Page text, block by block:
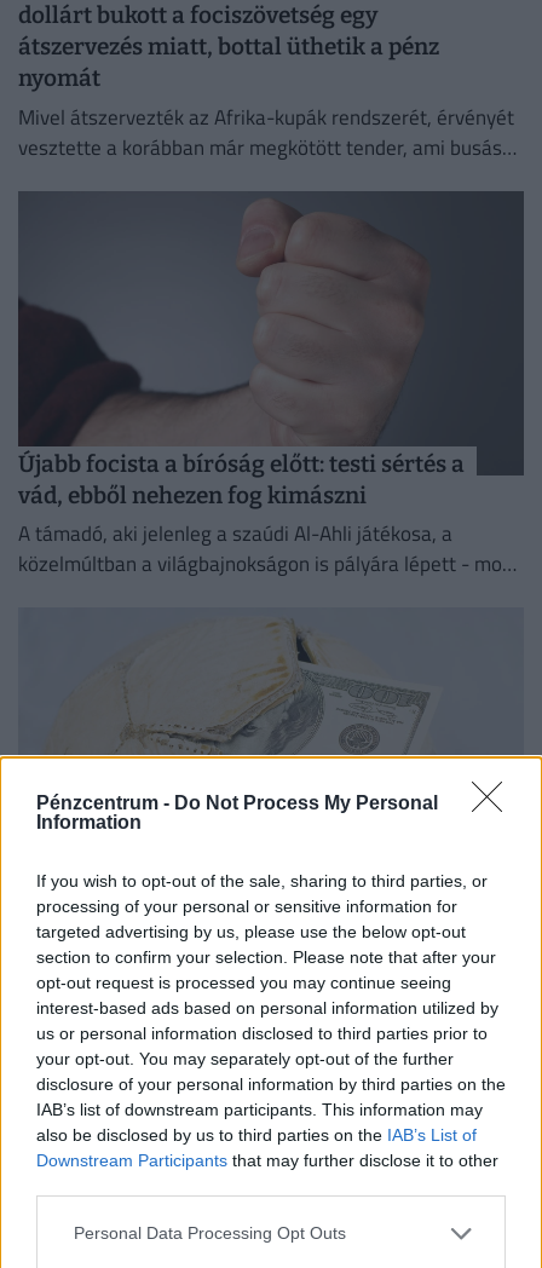
Pénzcentrum - Do Not Process My Personal
Information
If you wish to opt-out of the sale, sharing to third parties, or
processing of your personal or sensitive information for
targeted advertising by us, please use the below opt-out
section to confirm your selection. Please note that after your
opt-out request is processed you may continue seeing
interest-based ads based on personal information utilized by
us or personal information disclosed to third parties prior to
your opt-out. You may separately opt-out of the further
disclosure of your personal information by third parties on the
IAB’s list of downstream participants. This information may
also be disclosed by us to third parties on the IAB’s List of
Downstream Participants that may further disclose it to other
Personal Data Processing Opt Outs
dollárt bukott a fociszövetség egy
átszervezés miatt, bottal üthetik a pénz
nyomát
Mivel átszervezték az Afrika-kupák rendszerét, érvényét
vesztette a korábban már megkötött tender, ami busás
Újabb focista a bíróság előtt: testi sértés a
vád, ebből nehezen fog kimászni
A támadó, aki jelenleg a szaúdi Al-Ahli játékosa, a
közelmúltban a világbajnokságon is pályára lépett - most
Agyad eldobod, mennyi pénzt vág zsebre új
csapatánál Mo Salah: kijöttek a részletek, ez
nem mindennapi gázsi
Az egyiptomi támadó szabadon igazolható játékosként
érkezett a török Trabzonsporhoz, keresete pedig alig
marad el attól, amit a Vörösöknél kapott évente.